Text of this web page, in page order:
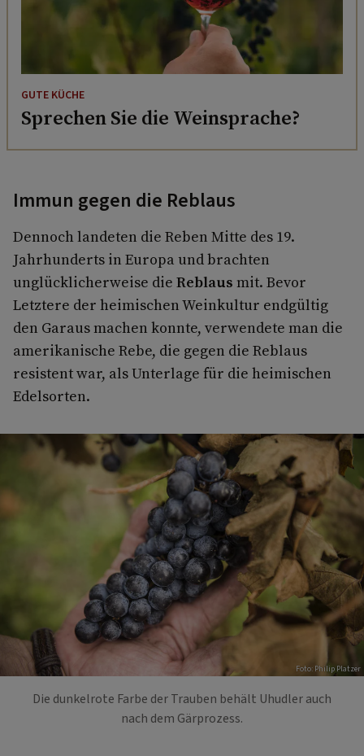
GUTE KÜCHE
Sprechen Sie die Weinsprache?
Immun gegen die Reblaus
Dennoch landeten die Reben Mitte des 19.
Jahrhunderts in Europa und brachten
unglücklicherweise die Reblaus mit. Bevor
Letztere der heimischen Weinkultur endgültig
den Garaus machen konnte, verwendete man die
amerikanische Rebe, die gegen die Reblaus
resistent war, als Unterlage für die heimischen
Edelsorten.
Foto: Philip Platzer
Die dunkelrote Farbe der Trauben behält Uhudler auch
nach dem Gärprozess.